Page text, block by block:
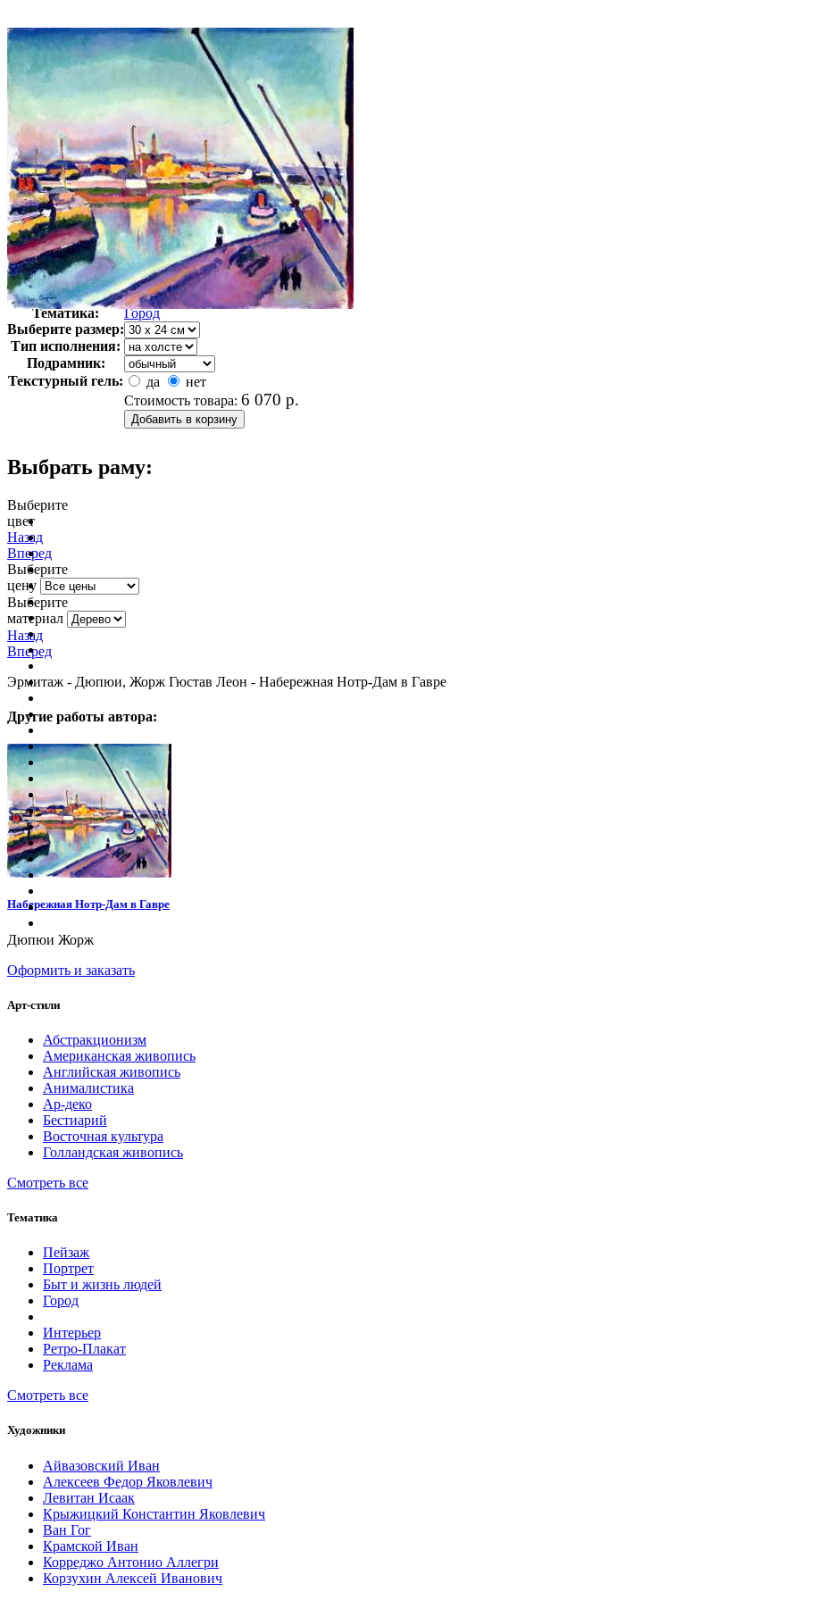
Автор:
Дюпюи Жорж
Арт-стиль
Импрессионизм
Тематика:
Город
Выберите размер:
Тип исполнения:
Подрамник:
Текстурный гель:
да
нет
Стоимость товара: 6 070 р.
Выбрать раму:
Выберите
цвет
Назад
Вперед
Выберите
цену
Выберите
материал
Назад
Вперед
Эрмитаж - Дюпюи, Жорж Гюстав Леон - Набережная Нотр-Дам в Гавре
Другие работы автора:
Набережная Нотр-Дам в Гавре
Дюпюи Жорж
Оформить и заказать
Арт-стили
Абстракционизм
Американская живопись
Английская живопись
Анималистика
Ар-деко
Бестиарий
Восточная культура
Голландская живопись
Смотреть все
Тематика
Пейзаж
Портрет
Быт и жизнь людей
Город
Интерьер
Ретро-Плакат
Реклама
Смотреть все
Художники
Айвазовский Иван
Алексеев Федор Яковлевич
Левитан Исаак
Крыжицкий Константин Яковлевич
Ван Гог
Крамской Иван
Корреджо Антонио Аллегри
Корзухин Алексей Иванович